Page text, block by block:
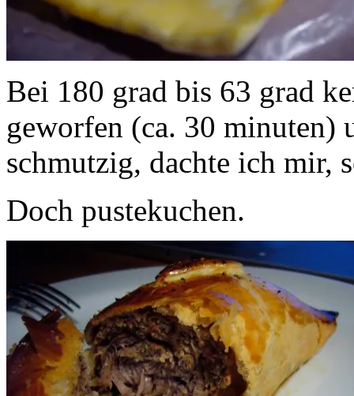
Bei 180 grad bis 63 grad
geworfen (ca. 30 minuten)
schmutzig, dachte ich mir,
Doch pustekuchen.